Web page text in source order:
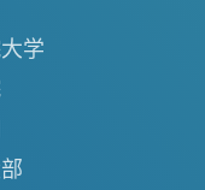
学